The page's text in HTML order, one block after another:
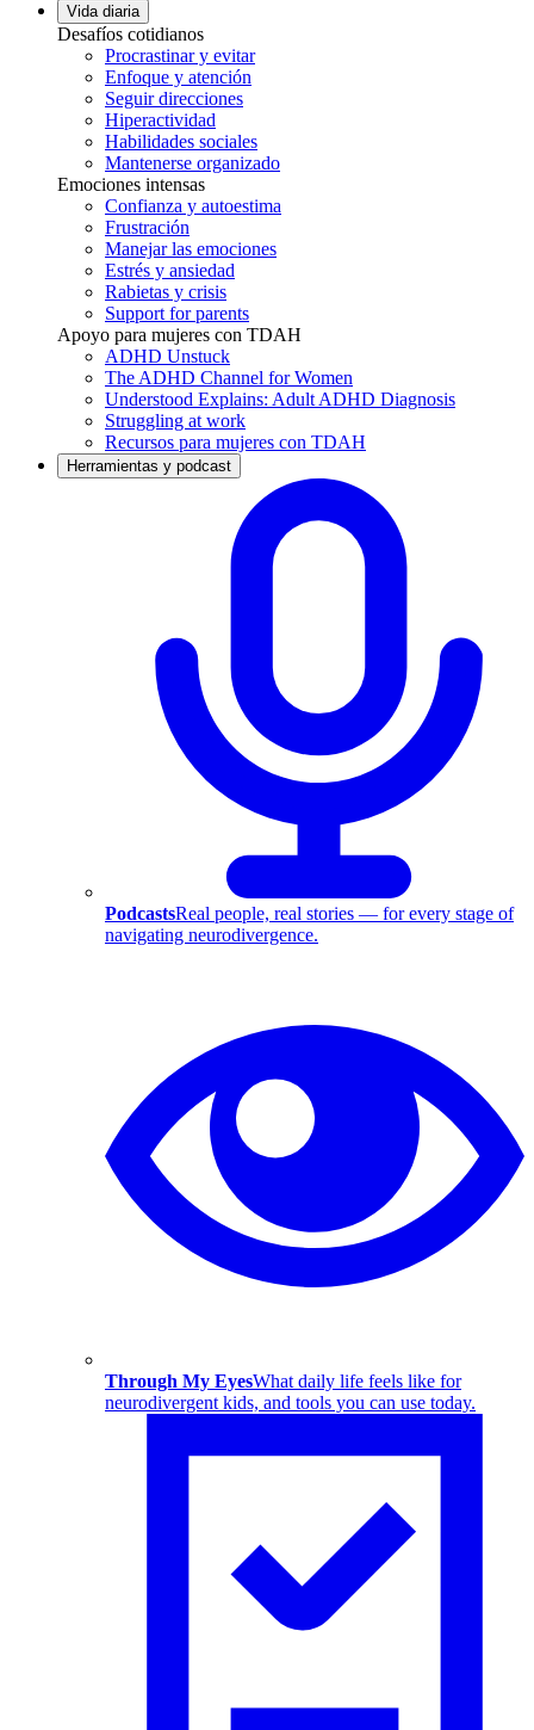
Vida diaria
Desafíos cotidianos
Procrastinar y evitar
Enfoque y atención
Seguir direcciones
Hiperactividad
Habilidades sociales
Mantenerse organizado
Emociones intensas
Confianza y autoestima
Frustración
Manejar las emociones
Estrés y ansiedad
Rabietas y crisis
Support for parents
Apoyo para mujeres con TDAH
ADHD Unstuck
The ADHD Channel for Women
Understood Explains: Adult ADHD Diagnosis
Struggling at work
Recursos para mujeres con TDAH
Herramientas y podcast
PodcastsReal people, real stories — for every stage of
navigating neurodivergence.
Through My EyesWhat daily life feels like for
neurodivergent kids, and tools you can use today.